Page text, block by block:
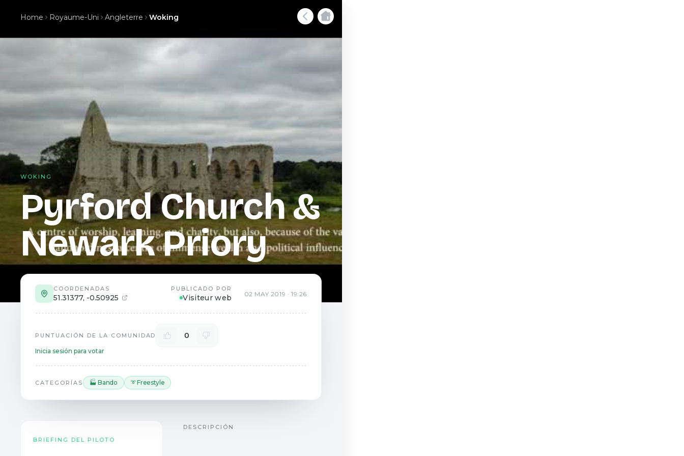
Home Royaume-Uni Angleterre Woking
WOKING
Pyrford Church &
Newark Priory
COORDENADAS
51.31377, -0.50925
PUBLICADO POR
Visiteur web 02 MAY 2019 · 19:26
PUNTUACIÓN DE LA COMUNIDAD 0
Inicia sesión para votar
CATEGORÍAS 🏭 Bando ➰ Freestyle
BRIEFING DEL PILOTO
DESCRIPCIÓN